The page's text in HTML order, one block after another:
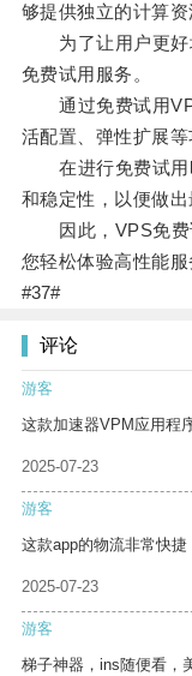
够提供独立的计算
为了让用户更好
免费试用服务。
通过免费试用
活配置、弹性扩展
在进行免费试用
和稳定性，以便做出
因此，VPS免费
您轻松体验高性能服
#37#
评论
游客
这款加速器VPM应用程
2025-07-23
游客
这款app的物流非常快捷
2025-07-23
游客
梯子神器，ins随便看，